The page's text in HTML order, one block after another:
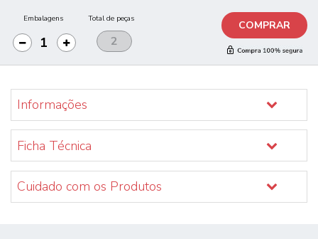
Embalagens Total de peças COMPRAR
Informações
Ficha Técnica
Cuidado com os Produtos